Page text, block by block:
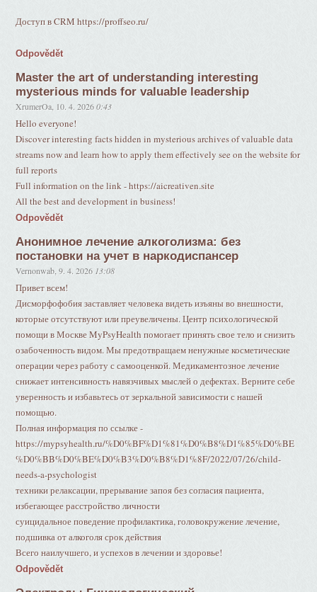
Доступ в CRM https://proffseo.ru/
Odpovědět
Master the art of understanding interesting
mysterious minds for valuable leadership
XrumerOa 10. 4. 2026 0:43
Hello everyone!
Discover interesting facts hidden in mysterious archives of valuable data
streams now and learn how to apply them effectively see on the website for
full reports
Full information on the link - https://aicreativen.site
All the best and development in business!
Odpovědět
Анонимное лечение алкоголизма: без
постановки на учет в наркодиспансер
Vernonwab ,9. 4. 2026 13:08
Привет всем!
Дисморфофобия заставляет человека видеть изъяны во внешности,
которые отсутствуют или преувеличены. Центр психологической
помощи в Москве MyPsyHealth помогает принять свое тело и снизить
озабоченность видом. Мы предотвращаем ненужные косметические
операции через работу с самооценкой. Медикаментозное лечение
снижает интенсивность навязчивых мыслей о дефектах. Верните себе
уверенность и избавьтесь от зеркальной зависимости с нашей
помощью.
Полная информация по ссылке -
https://mypsyhealth.ru/%D0%BF%D1%81%D0%B8%D1%85%D0%BE
%D0%BB%D0%BE%D0%B3%D0%B8%D1%8F/2022/07/26/child-
needs-a-psychologist
техники релаксации, прерывание запоя без согласия пациента,
избегающее расстройство личности
суицидальное поведение профилактика, головокружение лечение,
подшивка от алкоголя срок действия
Всего наилучшего, и успехов в лечении и здоровье!
Odpovědět